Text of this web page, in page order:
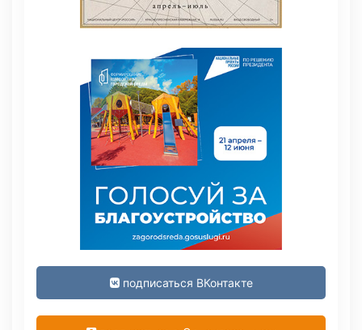
подписаться ВКонтакте